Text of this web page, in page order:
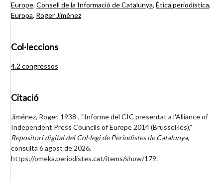
Europe, Consell de la Informació de Catalunya, Ètica periodística,
Europa, Roger Jiménez
Col·leccions
4.2 congressos
Citació
Jiménez, Roger, 1938-, “Informe del CIC presentat a l'Alliance of
Independent Press Councils of Europe 2014 (Brussel·les),”
Repositori digital del Col·legi de Periodistes de Catalunya,
consulta 6 agost de 2026,
https://omeka.periodistes.cat/items/show/179.